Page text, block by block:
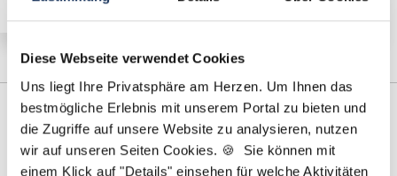
Diese Webseite verwendet Cookies
Uns liegt Ihre Privatsphäre am Herzen. Um Ihnen das
bestmögliche Erlebnis mit unserem Portal zu bieten und
die Zugriffe auf unsere Website zu analysieren, nutzen
wir auf unseren Seiten Cookies. 🍪 Sie können mit
einem Klick auf "Details" einsehen für welche Aktivitäten